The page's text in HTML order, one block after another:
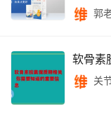
郭
软骨素
关